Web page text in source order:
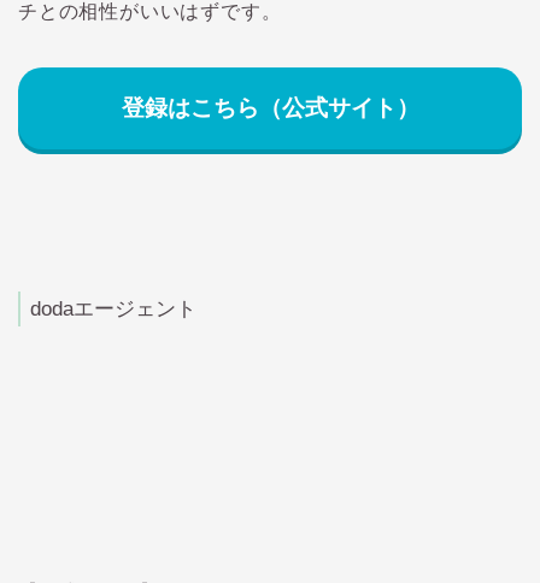
チとの相性がいいはずです。
登録はこちら（公式サイト）
dodaエージェント